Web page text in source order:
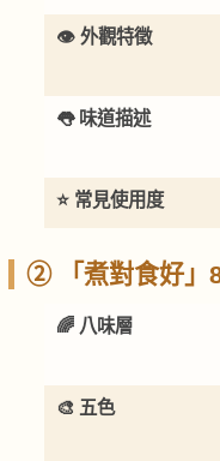
👁️ 外觀特徵
👅 味道描述
⭐ 常見使用度
② 「煮對食好」
🌈 八味層
🎨 五色